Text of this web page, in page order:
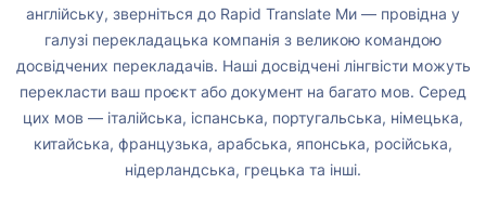
англійську, зверніться до Rapid Translate Ми — провідна у
галузі перекладацька компанія з великою командою
досвідчених перекладачів. Наші досвідчені лінгвісти можуть
перекласти ваш проєкт або документ на багато мов. Серед
цих мов — італійська, іспанська, португальська, німецька,
китайська, французька, арабська, японська, російська,
нідерландська, грецька та інші.